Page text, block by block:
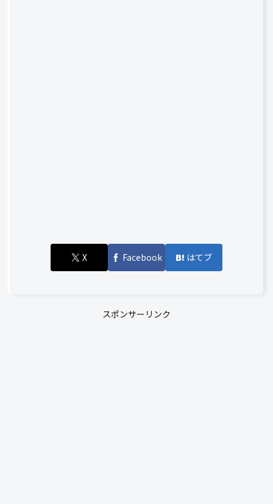
X Facebook はてブ
スポンサーリンク